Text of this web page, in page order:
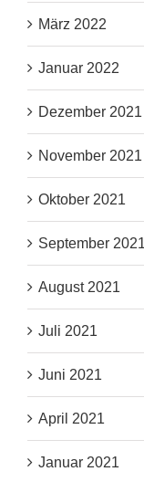
März 2022
Januar 2022
Dezember 2021
November 2021
Oktober 2021
September 2021
August 2021
Juli 2021
Juni 2021
April 2021
Januar 2021